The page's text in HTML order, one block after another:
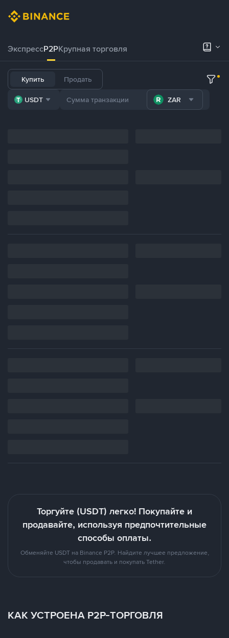
ЭкспрессP2PКрупная торговля
Купить Продать
USDT ZAR
Торгуйте (USDT) легко! Покупайте и
продавайте, используя предпочтительные
способы оплаты.
Обменяйте USDT на Binance P2P. Найдите лучшее предложение,
чтобы продавать и покупать Tether.
КАК УСТРОЕНА P2P-ТОРГОВЛЯ